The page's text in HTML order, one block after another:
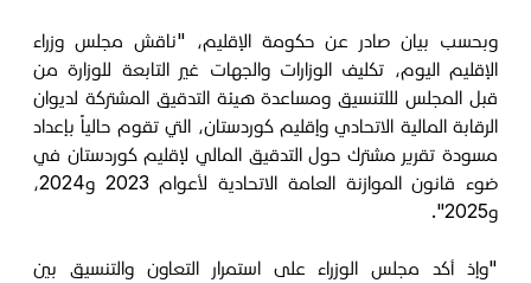
وبحسب بيان صادر عن حكومة الإقليم، "ناقش مجلس وزراء
الإقليم اليوم، تكليف الوزارات والجهات غير التابعة للوزارة من
قبل المجلس لللتنسيق ومساعدة هيئة التدقيق المشتركة لديوان
الرقابة المالية الاتحادي وإقليم كوردستان، التي تقوم حالياً بإعداد
مسودة تقرير مشترك حول التدقيق المالي لإقليم كوردستان في
ضوء قانون الموازنة العامة الاتحادية لأعوام 2023 و2024،
و2025".
"وإذ أكد مجلس الوزراء على استمرار التعاون والتنسيق بين